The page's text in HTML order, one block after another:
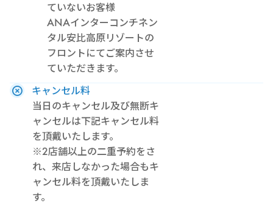
ていないお客様
ANAインターコンチネン
タル安比高原リゾートの
フロントにてご案内させ
ていただきます。
キャンセル料
当日のキャンセル及び無断キ
ャンセルは下記キャンセル料
を頂戴いたします。
※2店舗以上の二重予約をさ
れ、来店しなかった場合もキ
ャンセル料を頂戴いたしま
す。